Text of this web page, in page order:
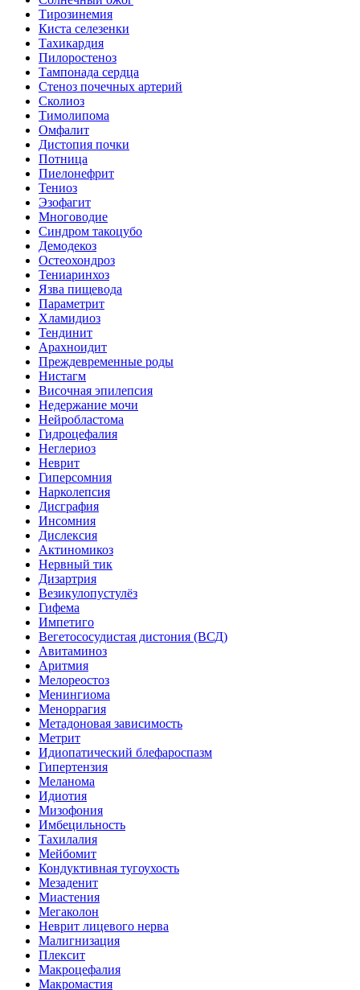
Тирозинемия
Киста селезенки
Тахикардия
Пилоростеноз
Тампонада сердца
Стеноз почечных артерий
Сколиоз
Тимолипома
Омфалит
Дистопия почки
Потница
Пиелонефрит
Тениоз
Эзофагит
Многоводие
Синдром такоцубо
Демодекоз
Остеохондроз
Тениаринхоз
Язва пищевода
Параметрит
Хламидиоз
Тендинит
Арахноидит
Преждевременные роды
Нистагм
Височная эпилепсия
Недержание мочи
Нейробластома
Гидроцефалия
Неглериоз
Неврит
Гиперсомния
Нарколепсия
Дисграфия
Инсомния
Дислексия
Актиномикоз
Нервный тик
Дизартрия
Везикулопустулёз
Гифема
Импетиго
Вегетососудистая дистония (ВСД)
Авитаминоз
Аритмия
Мелореостоз
Менингиома
Меноррагия
Метадоновая зависимость
Метрит
Идиопатический блефароспазм
Гипертензия
Меланома
Идиотия
Мизофония
Имбецильность
Тахилалия
Мейбомит
Кондуктивная тугоухость
Мезаденит
Миастения
Мегаколон
Неврит лицевого нерва
Малигнизация
Плексит
Макроцефалия
Макромастия